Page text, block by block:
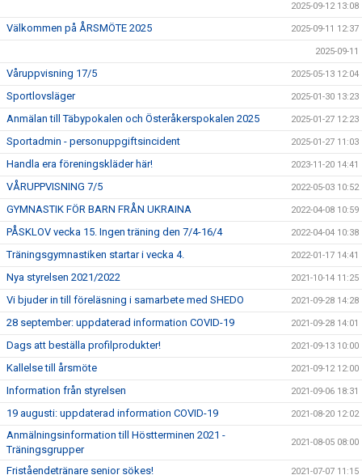
2025-09-12 13:08
Välkommen på ÅRSMÖTE 2025 2025-09-11 12:37
2025-09-11
Våruppvisning 17/5 2025-05-13 12:04
Sportlovsläger 2025-01-30 13:23
Anmälan till Täbypokalen och Österåkerspokalen 2025 2025-01-27 12:23
Sportadmin - personuppgiftsincident 2025-01-27 11:03
Handla era föreningskläder här! 2023-11-20 14:41
VÅRUPPVISNING 7/5 2022-05-03 10:52
GYMNASTIK FÖR BARN FRÅN UKRAINA 2022-04-08 10:59
PÅSKLOV vecka 15. Ingen träning den 7/4-16/4 2022-04-04 10:38
Träningsgymnastiken startar i vecka 4. 2022-01-17 14:41
Nya styrelsen 2021/2022 2021-10-14 11:25
Vi bjuder in till föreläsning i samarbete med SHEDO 2021-09-28 14:28
28 september: uppdaterad information COVID-19 2021-09-28 14:01
Dags att beställa profilprodukter! 2021-09-13 10:00
Kallelse till årsmöte 2021-09-12 12:00
Information från styrelsen 2021-09-06 18:31
19 augusti: uppdaterad information COVID-19 2021-08-20 12:02
Anmälningsinformation till Höstterminen 2021 -
Träningsgrupper
2021-08-05 08:00
Friståendetränare senior sökes! 2021-07-07 11:15